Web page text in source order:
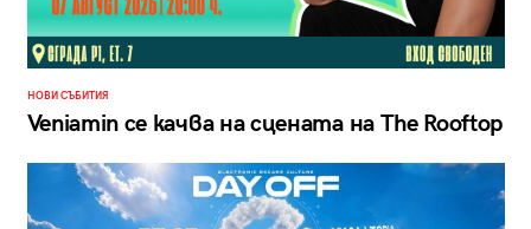
НОВИ СЪБИТИЯ
Veniamin се качва на сцената на The Rooftop